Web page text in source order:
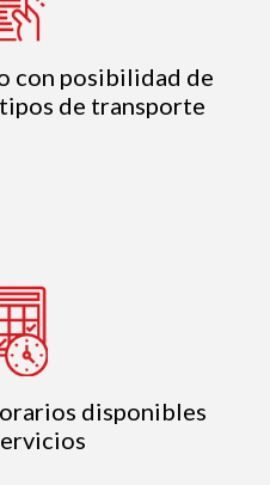
con posibilidad de
de transporte
disponibles